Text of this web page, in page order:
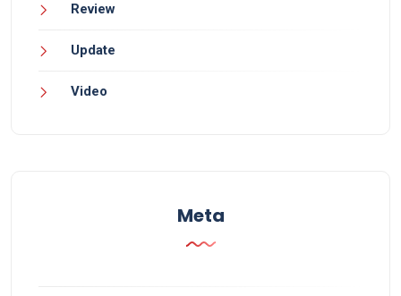
Review
Update
Video
Meta